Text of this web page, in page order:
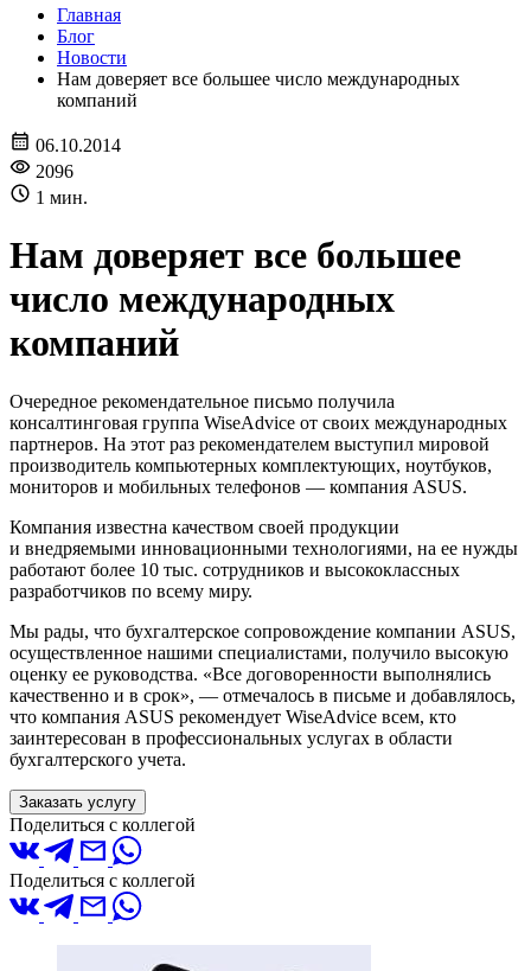
Главная
Блог
Новости
Нам доверяет все большее число международных
компаний
06.10.2014
2096
1 мин.
Нам доверяет все большее
число международных
компаний
Очередное рекомендательное письмо получила
консалтинговая группа WiseAdvice от своих международных
партнеров. На этот раз рекомендателем выступил мировой
производитель компьютерных комплектующих, ноутбуков,
мониторов и мобильных телефонов — компания ASUS.
Компания известна качеством своей продукции
и внедряемыми инновационными технологиями, на ее нужды
работают более 10 тыс. сотрудников и высококлассных
разработчиков по всему миру.
Мы рады, что бухгалтерское сопровождение компании ASUS,
осуществленное нашими специалистами, получило высокую
оценку ее руководства. «Все договоренности выполнялись
качественно и в срок», — отмечалось в письме и добавлялось,
что компания ASUS рекомендует WiseAdvice всем, кто
заинтересован в профессиональных услугах в области
бухгалтерского учета.
Заказать услугу
Поделиться с коллегой
Поделиться с коллегой